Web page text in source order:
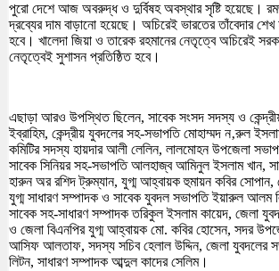
পুরো দেশে আজ অবরুদ্ধ ও দুর্বিষহ অবস্থার সৃষ্টি হয়েছে।
দ্রব্যের দাম বাড়ানো হয়েছে। অচিরেই ভারতের তাঁবেদার শেখ
হবে। খালেদা জিয়া ও তারেক রহমানের নেতৃত্বে অচিরেই
নেতৃত্বেই সুশাসন প্রতিষ্ঠিত হবে।
এছাড়া আরও উপস্থিত ছিলেন, সাবেক সংসদ সদস্য ও
ইব্রাহিম, কেন্দ্রীয় যুবদলের সহ-সভাপতি মোহাম্মদ ন‚রুল ইসলাম
কমিটির সদস্য হায়দার আলী লেলিন, লালমোহন উপজেলা
সাবেক সিনিয়র সহ-সভাপতি আলহাজ্ব আমিনুল ইসলাম খান,
হারুন অর রশিদ ট্রুম্যান, যুগ্ম আহ্বায়ক হুমায়ন কবির সোপান,
যুগ্ম সাধারণ সম্পাদক ও সাবেক যুবদল সভাপতি ইয়ারুল আলম
সাবেক সহ-সাধারণ সম্পাদক তরিকুল ইসলাম কায়েদ, জেলা
ও জেলা বিএনপির যুগ্ম আহ্বায়ক মো. কবির হোসেন, সদর
আসিফ আলতাফ, সদস্য সচিব হেলাল উদ্দিন, জেলা যুবদলের
লিটন, সাধারণ সম্পাদক আব্দুল কাদের সেলিম।